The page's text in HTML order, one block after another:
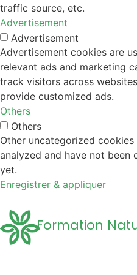
traffic source, etc.
Advertisement
Advertisement
Advertisement cookies are
relevant ads and marketing
track visitors across
provide customized ads.
Others
Others
Other uncategorized
analyzed and have not been
yet.
Enregistrer & appliquer
Formation